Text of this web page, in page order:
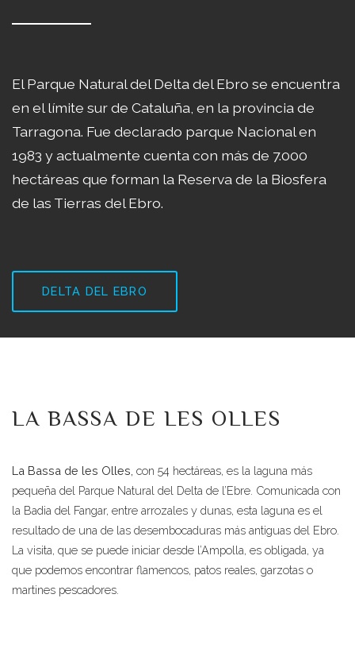
El Parque Natural del Delta del Ebro se encuentra
en el límite sur de Cataluña, en la provincia de
Tarragona. Fue declarado parque Nacional en
1983 y actualmente cuenta con más de 7.000
hectáreas que forman la Reserva de la Biosfera
de las Tierras del Ebro.
DELTA DEL EBRO
LA BASSA DE LES OLLES
La Bassa de les Olles, con 54 hectáreas, es la laguna más
pequeña del Parque Natural del Delta de l’Ebre. Comunicada con
la Badia del Fangar, entre arrozales y dunas, esta laguna es el
resultado de una de las desembocaduras más antiguas del Ebro.
La visita, que se puede iniciar desde l’Ampolla, es obligada, ya
que podemos encontrar flamencos, patos reales, garzotas o
martines pescadores.